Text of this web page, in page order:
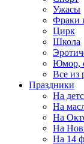
Ужасы
Фраки
Цирк
Школа
Юмор,
Все из
Праздники
На
На
На
На
На 14